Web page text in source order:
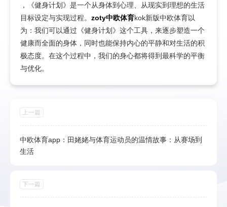
，《健身计划》是一个从身体到心理、从现实到理想的生活
目标设定与实现过程。 zoty中欧体育kok新版中欧体育以
为：我们可以通过《健身计划》这个工具，来逐步塑造一个
健康而全面的身体，同时也能保持内心的平静和对生活的积
极态度。在这个过程中，我们的身心都将得到最科学的平衡
与优化。
上一篇
中欧体育app：田姥姥与体育运动员的温情故事：从赛场到
生活
下一篇